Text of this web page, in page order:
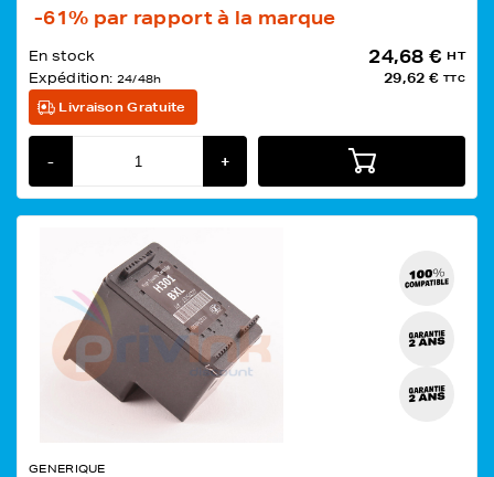
-61% par rapport à la marque
En stock
Expédition: 24/48h
24,68 € HT
29,62 € TTC
Livraison Gratuite
- +
GENERIQUE